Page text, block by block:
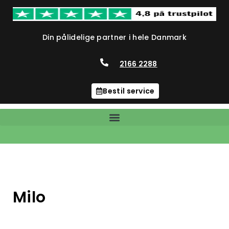
Din pålidelige partner i hele Danmark
2166 2288
Bestil service
Milo